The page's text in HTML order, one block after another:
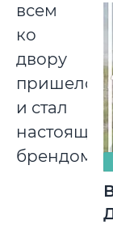
всем
ко
двору
пришелся
и стал
настоящим
брендом.